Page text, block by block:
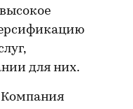
для них.
Компания